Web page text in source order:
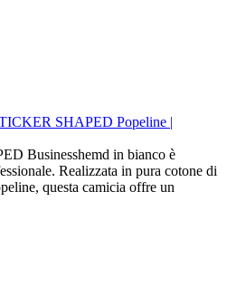
SHAPED Popeline |
Businesshemd in bianco è
Realizzata in pura cotone di
questa camicia offre un